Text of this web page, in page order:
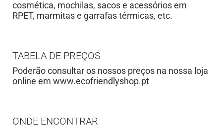
cosmética, mochilas, sacos e acessórios em
RPET, marmitas e garrafas térmicas, etc.
TABELA DE PREÇOS
Poderão consultar os nossos preços na nossa loja
online em www.ecofriendlyshop.pt
ONDE ENCONTRAR